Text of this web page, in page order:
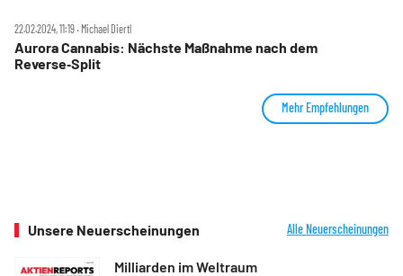
22.02.2024, 11:19 ‧ Michael Diertl
Aurora Cannabis: Nächste Maßnahme nach dem
Reverse‑Split
Mehr Empfehlungen
Unsere Neuerscheinungen Alle Neuerscheinungen
Milliarden im Weltraum